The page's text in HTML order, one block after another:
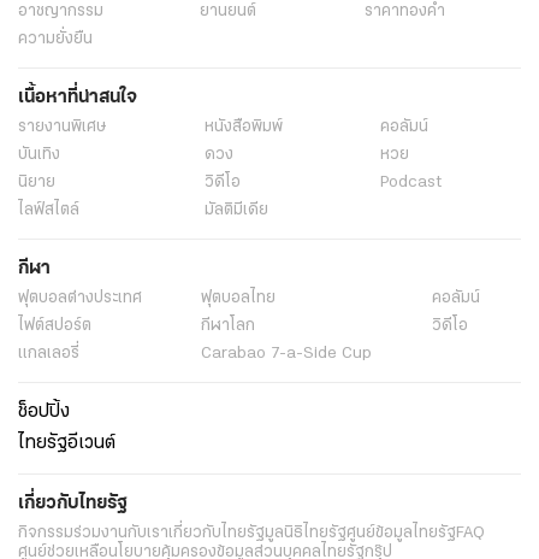
อาชญากรรม
ยานยนต์
ราคาทองคำ
ความยั่งยืน
เนื้อหาที่น่าสนใจ
รายงานพิเศษ หนังสือพิมพ์
คอลัมน์
บันเทิง
ดวง
หวย
นิยาย
วิดีโอ
Podcast
ไลฟ์สไตล์
มัลติมีเดีย
กีฬา
ฟุตบอลต่่างประเทศ ฟุตบอลไทย
คอลัมน์
ไฟต์สปอร์ต
กีฬาโลก
วิดีโอ
แกลเลอรี่
Carabao 7-a-Side Cup
ช็อปปิ้ง
ไทยรัฐอีเวนต์
เกี่ยวกับไทยรัฐ
กิจกรรมร่วมงานกับเราเกี่ยวกับไทยรัฐมูลนิธิไทยรัฐศูนย์ข้อมูลไทยรัฐFAQ
ศูนย์ช่วยเหลือนโยบายคุ้มครองข้อมูลส่วนบุคคลไทยรัฐกรุ๊ป